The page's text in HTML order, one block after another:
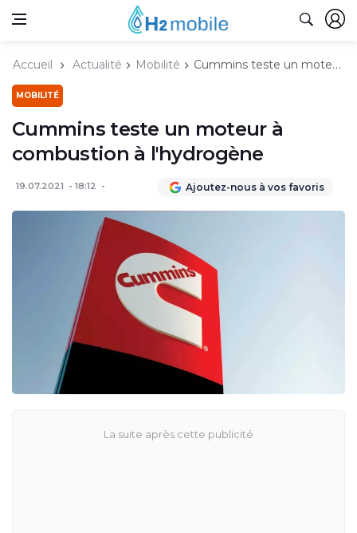
Accueil Actualité Mobilité Cummins teste un moteur à combustion à l'hydrogène
MOBILITÉ
Cummins teste un moteur à
combustion à l'hydrogène
19.07.2021 18:12 Ajoutez-nous à vos favoris